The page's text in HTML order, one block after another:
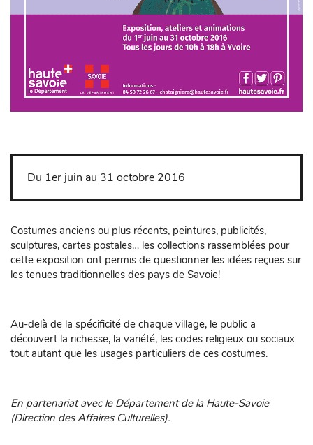
Du 1er juin au 31 octobre 2016
Costumes anciens ou plus récents, peintures, publicités,
sculptures, cartes postales… les collections rassemblées pour
cette exposition ont permis de questionner les idées reçues sur
les tenues traditionnelles des pays de Savoie!
Au-delà de la spécificité de chaque village, le public a
découvert la richesse, la variété, les codes religieux ou sociaux
tout autant que les usages particuliers de ces costumes.
En partenariat avec le Département de la Haute-Savoie
(Direction des Affaires Culturelles).